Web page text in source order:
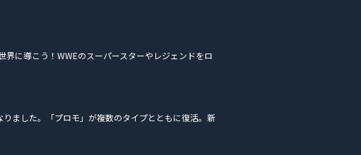
に導こう！WWEのスーパースターやレジェンドをロ
ました。「プロモ」が複数のタイプとともに復活。新